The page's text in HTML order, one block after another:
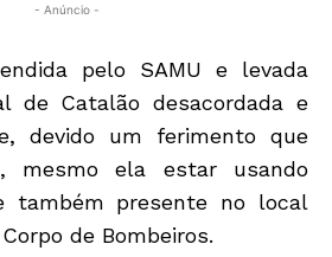
- Anúncio -
pelo SAMU e levada
de Catalão desacordada e
devido um ferimento que
mesmo ela estar usando
também presente no local
de Bombeiros.